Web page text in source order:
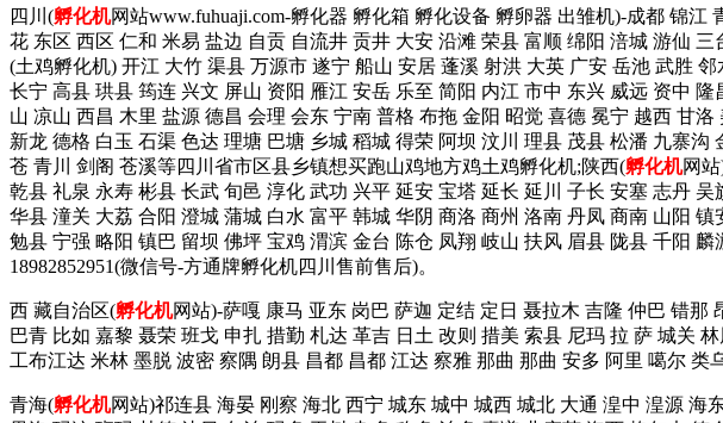
四川(孵化机网站www.fuhuaji.com-孵化器 孵化箱 孵化设备 孵卵器 出雏机)-成都 锦
花 东区 西区 仁和 米易 盐边 自贡 自流井 贡井 大安 沿滩 荣县 富顺 绵阳 涪城 游仙
(土鸡孵化机) 开江 大竹 渠县 万源市 遂宁 船山 安居 蓬溪 射洪 大英 广安 岳池 武胜
长宁 高县 珙县 筠连 兴文 屏山 资阳 雁江 安岳 乐至 简阳 内江 市中 东兴 威远 资中
山 凉山 西昌 木里 盐源 德昌 会理 会东 宁南 普格 布拖 金阳 昭觉 喜德 冕宁 越西 甘
新龙 德格 白玉 石渠 色达 理塘 巴塘 乡城 稻城 得荣 阿坝 汶川 理县 茂县 松潘 九寨
苍 青川 剑阁 苍溪等四川省市区县乡镇想买跑山鸡地方鸡土鸡孵化机;陕西(孵化机网
乾县 礼泉 永寿 彬县 长武 旬邑 淳化 武功 兴平 延安 宝塔 延长 延川 子长 安塞 志丹
华县 潼关 大荔 合阳 澄城 蒲城 白水 富平 韩城 华阴 商洛 商州 洛南 丹凤 商南 山阳
勉县 宁强 略阳 镇巴 留坝 佛坪 宝鸡 渭滨 金台 陈仓 凤翔 岐山 扶风 眉县 陇县 千阳
18982852951(微信号-方通牌孵化机四川售前售后)。
西 藏自治区(孵化机网站)-萨嘎 康马 亚东 岗巴 萨迦 定结 定日 聂拉木 吉隆 仲巴 错
巴青 比如 嘉黎 聂荣 班戈 申扎 措勤 札达 革吉 日土 改则 措美 索县 尼玛 拉 萨 城关
工布江达 米林 墨脱 波密 察隅 朗县 昌都 昌都 江达 察雅 那曲 那曲 安多 阿里 噶尔 类
青海(孵化机网站)祁连县 海晏 刚察 海北 西宁 城东 城中 城西 城北 大通 湟中 湟源